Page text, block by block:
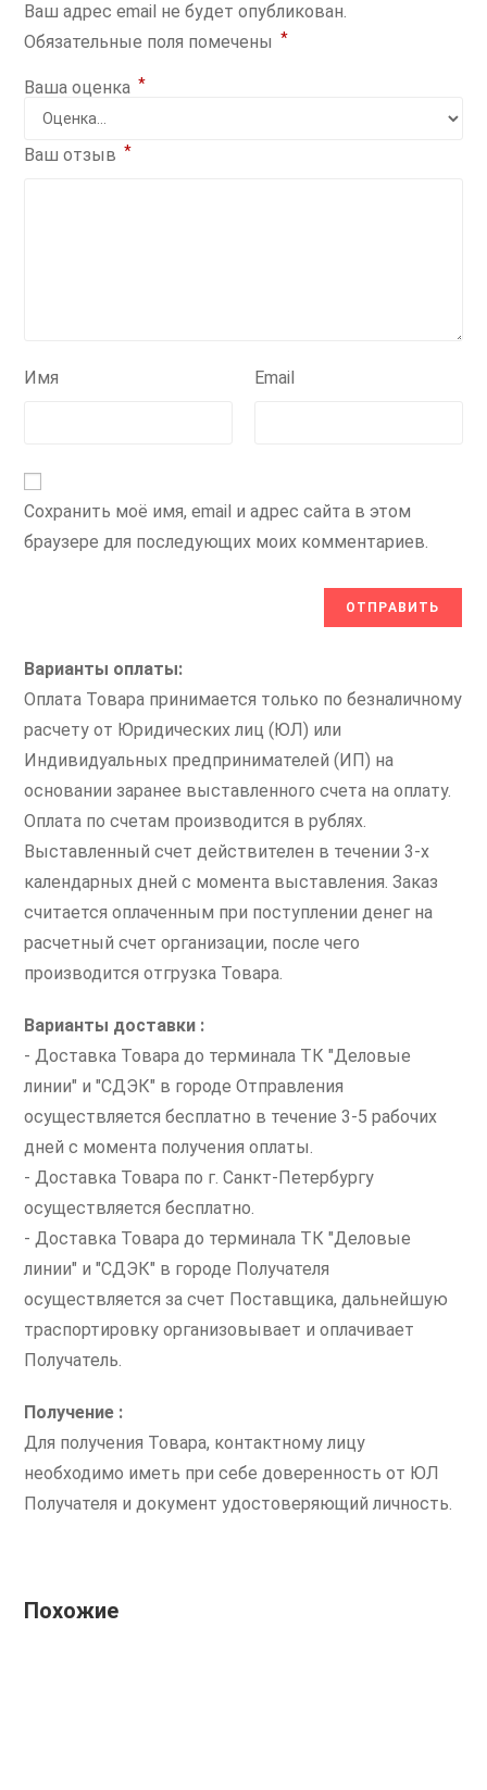
Ваш адрес email не будет опубликован.
Обязательные поля помечены *
Ваша оценка *
Ваш отзыв *
Имя Email
Сохранить моё имя, email и адрес сайта в этом
браузере для последующих моих комментариев.
Варианты оплаты:
Оплата Товара принимается только по безналичному
расчету от Юридических лиц (ЮЛ) или
Индивидуальных предпринимателей (ИП) на
основании заранее выставленного счета на оплату.
Оплата по счетам производится в рублях.
Выставленный счет действителен в течении 3-х
календарных дней с момента выставления. Заказ
считается оплаченным при поступлении денег на
расчетный счет организации, после чего
производится отгрузка Товара.
Варианты доставки :
- Доставка Товара до терминала ТК "Деловые
линии" и "СДЭК" в городе Отправления
осуществляется бесплатно в течение 3-5 рабочих
дней с момента получения оплаты.
- Доставка Товара по г. Санкт-Петербургу
осуществляется бесплатно.
- Доставка Товара до терминала ТК "Деловые
линии" и "СДЭК" в городе Получателя
осуществляется за счет Поставщика, дальнейшую
траспортировку организовывает и оплачивает
Получатель.
Получение :
Для получения Товара, контактному лицу
необходимо иметь при себе доверенность от ЮЛ
Получателя и документ удостоверяющий личность.
Похожие